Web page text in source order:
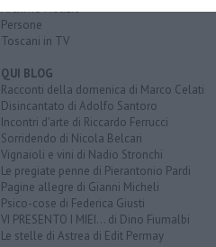
Archivio Notizie
Persone
Toscani in TV
QUI BLOG
Racconti della domenica di Marco Celati
Disincantato di Adolfo Santoro
Incontri d'arte di Riccardo Ferrucci
Sorridendo di Nicola Belcari
Vignaioli e vini di Nadio Stronchi
Le pregiate penne di Pierantonio Pardi
Pagine allegre di Gianni Micheli
Psico-cose di Federica Giusti
VI PRESENTO I MIEI... di Dino Fiumalbi
Le stelle di Astrea di Edit Permay